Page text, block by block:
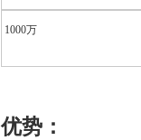
1000万
优势：